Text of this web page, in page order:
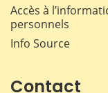
Accès à
personnels
Info Source
Contact